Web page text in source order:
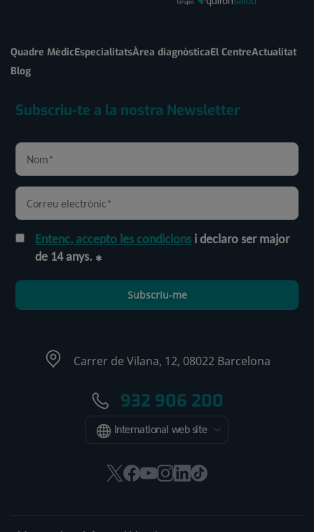
Quadre MèdicEspecialitatsÀrea diagnòsticaEl CentreActualitat
Blog
Subscriu-te a la nostra Newsletter
Entenc, accepto les condicions i declaro ser major
de 14 anys.
Subscriu-me
Carrer de Vilana, 12, 08022 Barcelona
932 906 200
International web site
AquestAquestAquestAquest
AquestEnllaç